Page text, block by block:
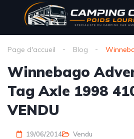
Page d'accueil Blog
Winnebago
Tag Axle 1998
VENDU
19/06/2014 Vendu